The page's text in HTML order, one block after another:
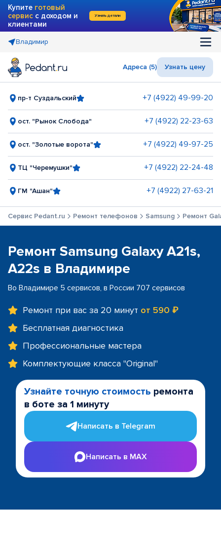
Купите готовый
сервис с доходом и
клиентами
Узнать детали
Владимир
Адреса (5) Узнать цену
пр-т Суздальский +7 (4922) 49-99-20
ост. "Рынок Слобода" +7 (4922) 22-23-63
ост. "Золотые ворота" +7 (4922) 49-97-25
ТЦ "Черемушки" +7 (4922) 22-24-48
ГМ "Ашан" +7 (4922) 27-63-21
Сервис Pedant.ru Ремонт телефонов Samsung Ремонт
Ремонт Samsung Galaxy A21s,
A22s в Владимире
Во Владимире 5 сервисов, в России 707 сервисов
Ремонт при вас за 20 минут от 590 ₽
Бесплатная диагностика
Профессиональные мастера
Комплектующие класса "Original"
Узнайте точную стоимость ремонта
в боте за 1 минуту
Написать в Telegram
Написать в MAX